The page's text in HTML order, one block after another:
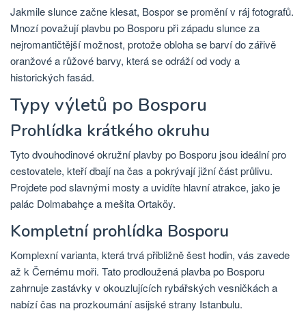
Jakmile slunce začne klesat, Bospor se promění v ráj fotografů.
Mnozí považují plavbu po Bosporu při západu slunce za
nejromantičtější možnost, protože obloha se barví do zářivě
oranžové a růžové barvy, která se odráží od vody a
historických fasád.
Typy výletů po Bosporu
Prohlídka krátkého okruhu
Tyto dvouhodinové okružní plavby po Bosporu jsou ideální pro
cestovatele, kteří dbají na čas a pokrývají jižní část průlivu.
Projdete pod slavnými mosty a uvidíte hlavní atrakce, jako je
palác Dolmabahçe a mešita Ortaköy.
Kompletní prohlídka Bosporu
Komplexní varianta, která trvá přibližně šest hodin, vás zavede
až k Černému moři. Tato prodloužená plavba po Bosporu
zahrnuje zastávky v okouzlujících rybářských vesničkách a
nabízí čas na prozkoumání asijské strany Istanbulu.